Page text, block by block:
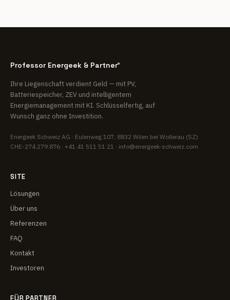
Professor Energeek & Partner®
Ihre Liegenschaft verdient Geld — mit PV,
Batteriespeicher, ZEV und intelligentem
Energiemanagement mit KI. Schlüsselfertig, auf
Wunsch ganz ohne Investition.
Energeek Schweiz AG · Eulenweg 107, 8832 Wilen bei Wollerau (SZ)
CHE-274.279.876 · +41 41 511 51 21 · info@energeek-schweiz.com
SITE
Lösungen
Über uns
Referenzen
FAQ
Kontakt
Investoren
FÜR PARTNER